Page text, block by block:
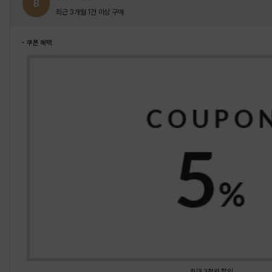
B
최근 3개월 1건 이상 구매
쿠폰 혜택